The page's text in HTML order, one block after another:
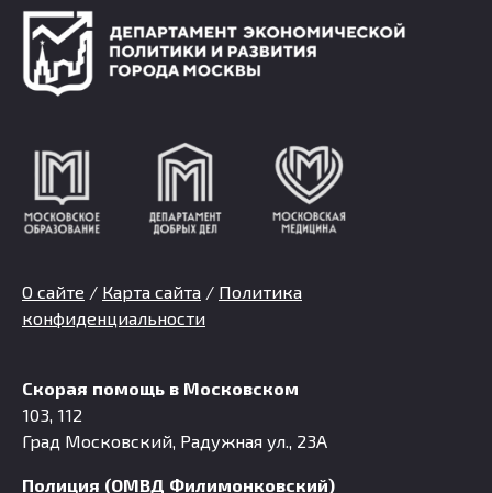
О сайте / Карта сайта / Политика
конфиденциальности
Скорая помощь в Московском
103, 112
Град Московский, Радужная ул., 23А
Полиция (ОМВД Филимонковский)